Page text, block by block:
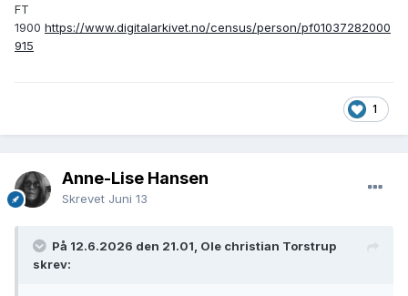
FT
1900 https://www.digitalarkivet.no/census/person/pf01037282000
915
1
Anne-Lise Hansen
Skrevet Juni 13
På 12.6.2026 den 21.01, Ole christian Torstrup
skrev: